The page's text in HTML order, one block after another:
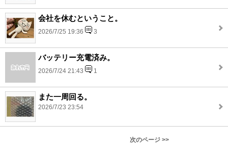
会社を休むということ。
2026/7/25 19:36 3
バッテリー充電済み。
2026/7/24 21:43 1
また一周回る。
2026/7/23 23:54
次のページ >>